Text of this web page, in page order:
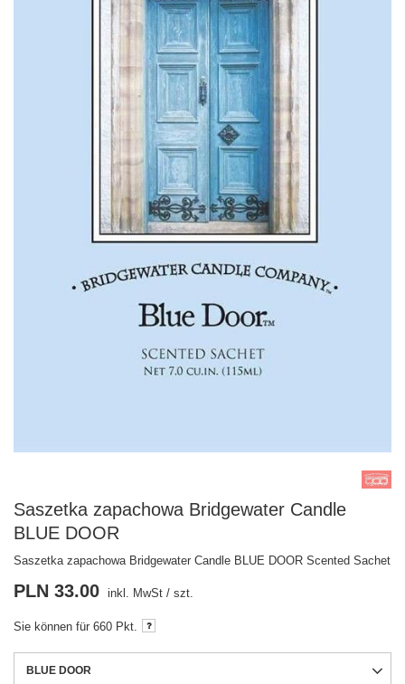
Saszetka zapachowa Bridgewater Candle
BLUE DOOR
Saszetka zapachowa Bridgewater Candle BLUE DOOR Scented Sachet
BLUE DOOR
PLN 33.00 inkl. MwSt / szt.
Sie können für 660 Pkt.